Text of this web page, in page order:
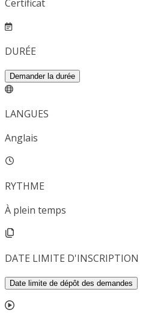
Certificat
DURÉE
Demander la durée
LANGUES
Anglais
RYTHME
À plein temps
DATE LIMITE D'INSCRIPTION
Date limite de dépôt des demandes